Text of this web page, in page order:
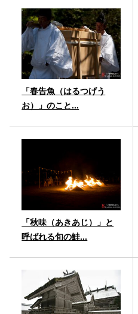
「春告魚（はるつげう
お）」のこと...
「秋味（あきあじ）」と
呼ばれる旬の鮭...